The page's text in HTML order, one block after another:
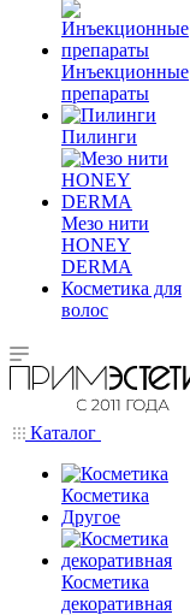
Инъекционные
препараты
Пилинги
Мезо нити
HONEY
DERMA
Косметика для
волос
Каталог
Косметика
Другое
Косметика
декоративная